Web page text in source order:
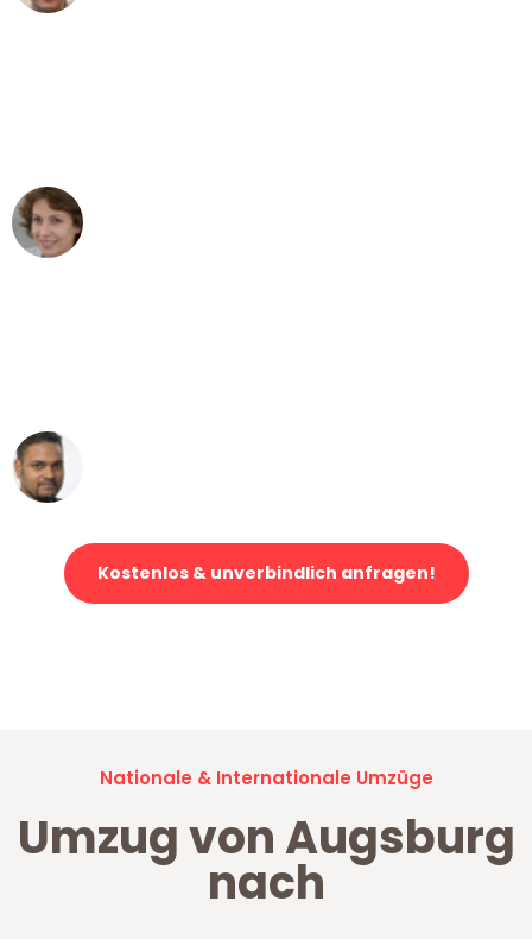
Kostenlos & unverbindlich anfragen!
Nationale & Internationale Umzüge
Umzug von Augsburg
nach